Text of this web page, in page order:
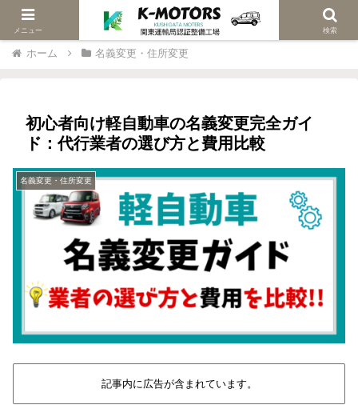
当社は関東陸運局認証車検修理工場です
ホーム 名義変更・住所変更
初心者向け軽自動車の名義変更完全ガイ
ド：代行業者の選び方と費用比較
名義変更・住所変更
記事内に広告が含まれています。
メニュー 検索